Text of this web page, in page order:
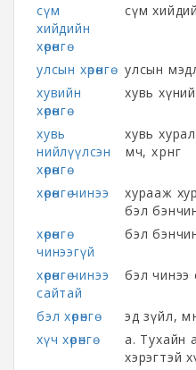
сүм
хийдийн
хөрөнгө
сүм
улсын хөрөнгө
улсын
хувийн
хөрөнгө
хувь хүний
хувь
нийлүүлсэн
хөрөнгө
хувь
өмч, хөрөнгө
хөрөнгө чинээ
хурааж
бэл
хөрөнгө
чинээгүй
бэл
хөрөнгө чинээ
сайтай
бэл чинээ
бэл хөрөнгө
эд зүйл,
хүч хөрөнгө
а. Тухайн
хэрэгтэй